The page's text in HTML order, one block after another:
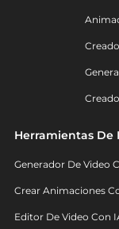
Herramientas De
Generador De Video
Crear Animaciones
Editor De Video Con